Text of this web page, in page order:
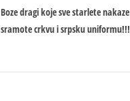
Boze dragi koje sve starlete nakaze
sramote crkvu i srpsku uniformu!!!